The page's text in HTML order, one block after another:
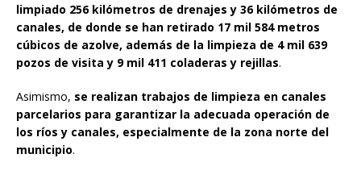
limpiado 256 kilómetros de drenajes y 36 kilómetros de
canales, de donde se han retirado 17 mil 584 metros
cúbicos de azolve, además de la limpieza de 4 mil 639
pozos de visita y 9 mil 411 coladeras y rejillas.
Asimismo, se realizan trabajos de limpieza en canales
parcelarios para garantizar la adecuada operación de
los ríos y canales, especialmente de la zona norte del
municipio.